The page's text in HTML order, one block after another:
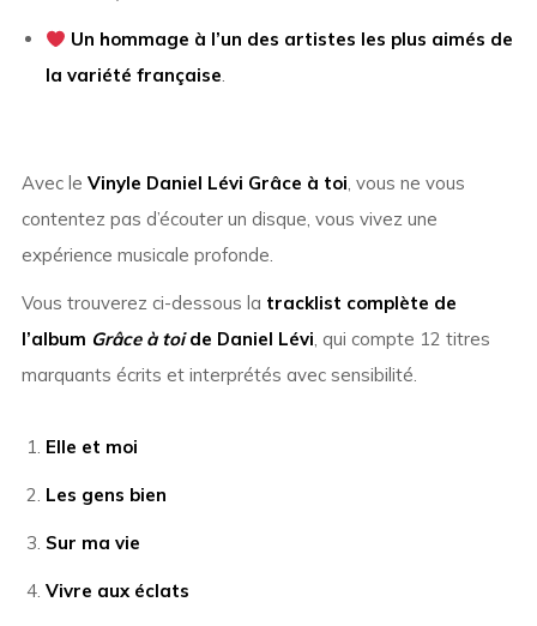
Un hommage à l’un des artistes les plus aimés de
la variété française.
Avec le Vinyle Daniel Lévi Grâce à toi, vous ne vous
contentez pas d’écouter un disque, vous vivez une
expérience musicale profonde.
Vous trouverez ci-dessous la tracklist complète de
l’album Grâce à toide Daniel Lévi, qui compte 12 titres
marquants écrits et interprétés avec sensibilité.
Elle et moi
Les gens bien
Sur ma vie
Vivre aux éclats